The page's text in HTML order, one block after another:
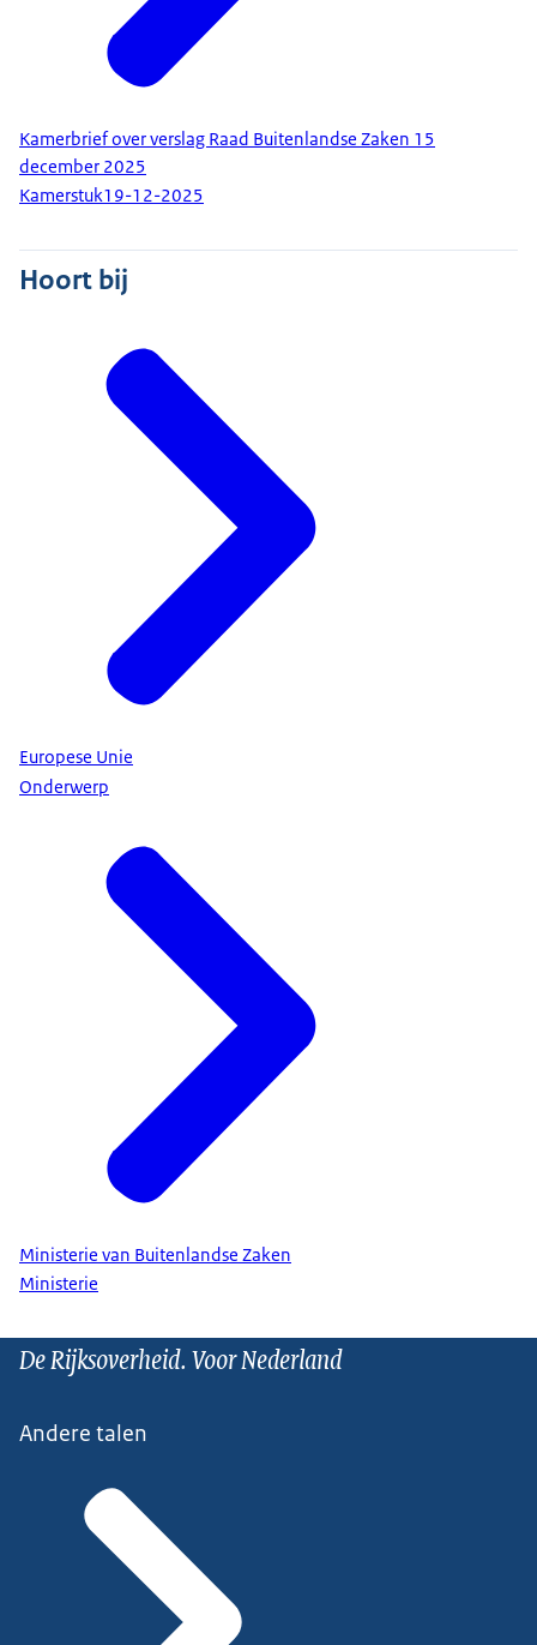
Kamerbrief over verslag Raad Buitenlandse Zaken 15
december 2025
Kamerstuk19-12-2025
Hoort bij
Europese Unie
Onderwerp
Ministerie van Buitenlandse Zaken
Ministerie
De Rijksoverheid. Voor Nederland
Andere talen